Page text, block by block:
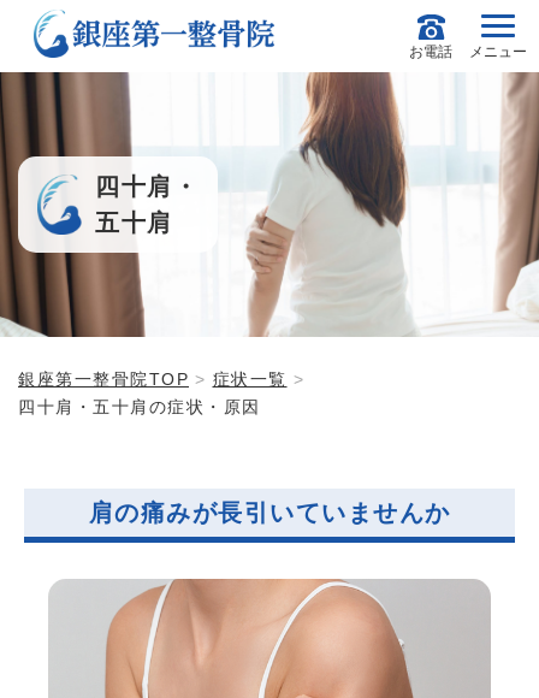
お電話 メニュー
四十肩・
五十肩
銀座第一整骨院TOP
症状一覧
四十肩・五十肩の症状・原因
肩の痛みが長引いていませんか